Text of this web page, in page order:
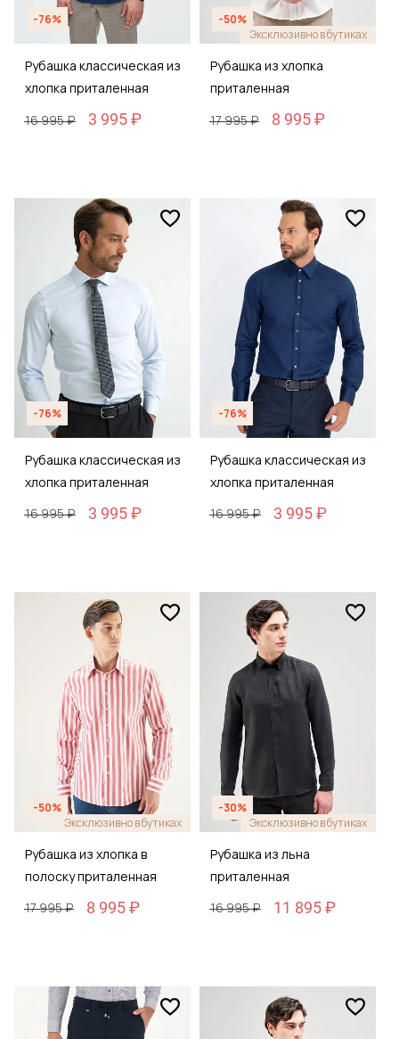
-76%
Рубашка классическая из
хлопка приталенная
16 995 ₽
3 995 ₽
-50%
Эксклюзивно в бутиках
Рубашка из хлопка
приталенная
17 995 ₽
8 995 ₽
-76%
Рубашка классическая из
хлопка приталенная
16 995 ₽
3 995 ₽
-76%
Рубашка классическая из
хлопка приталенная
16 995 ₽
3 995 ₽
-50%
Эксклюзивно в бутиках
Рубашка из хлопка в
полоску приталенная
17 995 ₽
8 995 ₽
-30%
Эксклюзивно в бутиках
Рубашка из льна
приталенная
16 995 ₽
11 895 ₽